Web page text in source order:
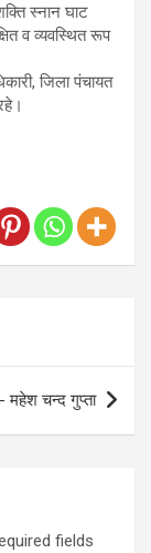
स्नान घाट
व व्यवस्थित रूप
जिला पंचायत
महेश चन्द गुप्ता
fields